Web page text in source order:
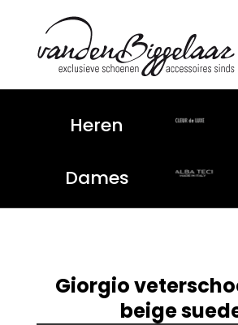
Heren
Dames
Giorgio
beige